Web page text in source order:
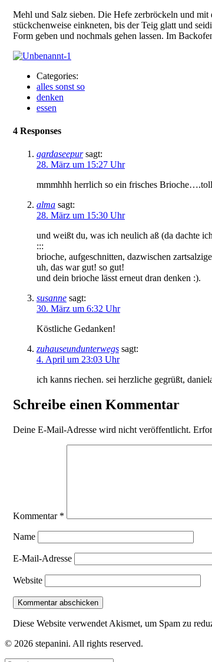
Mehl und Salz sieben. Die Hefe zerbröckeln und
stückchenweise einkneten, bis der Teig glatt und
Form geben und nochmals gehen lassen. Im
Categories:
alles sonst so
denken
essen
4 Responses
gardaseepur sagt:
28. März um 15:27 Uhr
mmmhhh herrlich so ein frisches
alma sagt:
28. März um 15:30 Uhr
und weißt du, was ich neulich aß (da dachte
:::
brioche, aufgeschnitten, dazwischen
uh, das war gut! so gut!
und dein brioche lässt erneut dran denken :).
susanne sagt:
30. März um 6:32 Uhr
Köstliche Gedanken!
zuhauseundunterwegs sagt:
4. April um 23:03 Uhr
ich kanns riechen. sei herzliche gegrüßt,
Schreibe einen Kommentar
Deine E-Mail-Adresse wird nicht veröffentlicht.
Kommentar *
Name
E-Mail-Adresse
Website
Diese Website verwendet Akismet, um Spam zu
© 2026 stepanini. All rights reserved.